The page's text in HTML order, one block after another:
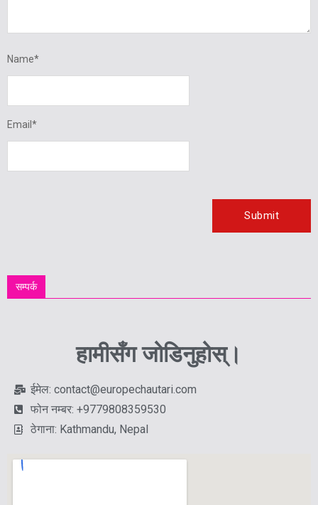
Name*
Email *
सम्पर्क
हामीसँग जोडिनुहोस्।
ईमेल: contact@europechautari.com
फोन नम्बर: +9779808359530
ठेगाना: Kathmandu, Nepal